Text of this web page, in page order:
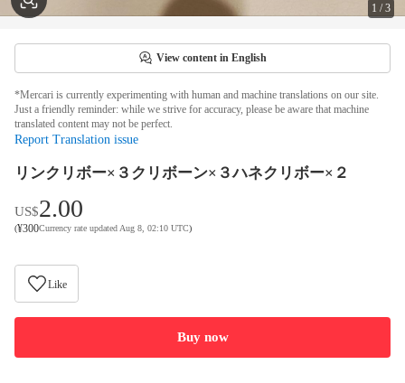
1 /3
View content in English
*Mercari is currently experimenting with human and machine translations on our site.
Just a friendly reminder: while we strive for accuracy, please be aware that machine
translated content may not be perfect.
Report Translation issue
リンクリボー×３クリボーン×３ハネクリボー×２
US$2.00
(¥300Currency rate updated Aug 8, 02:10 UTC)
Like
Buy now